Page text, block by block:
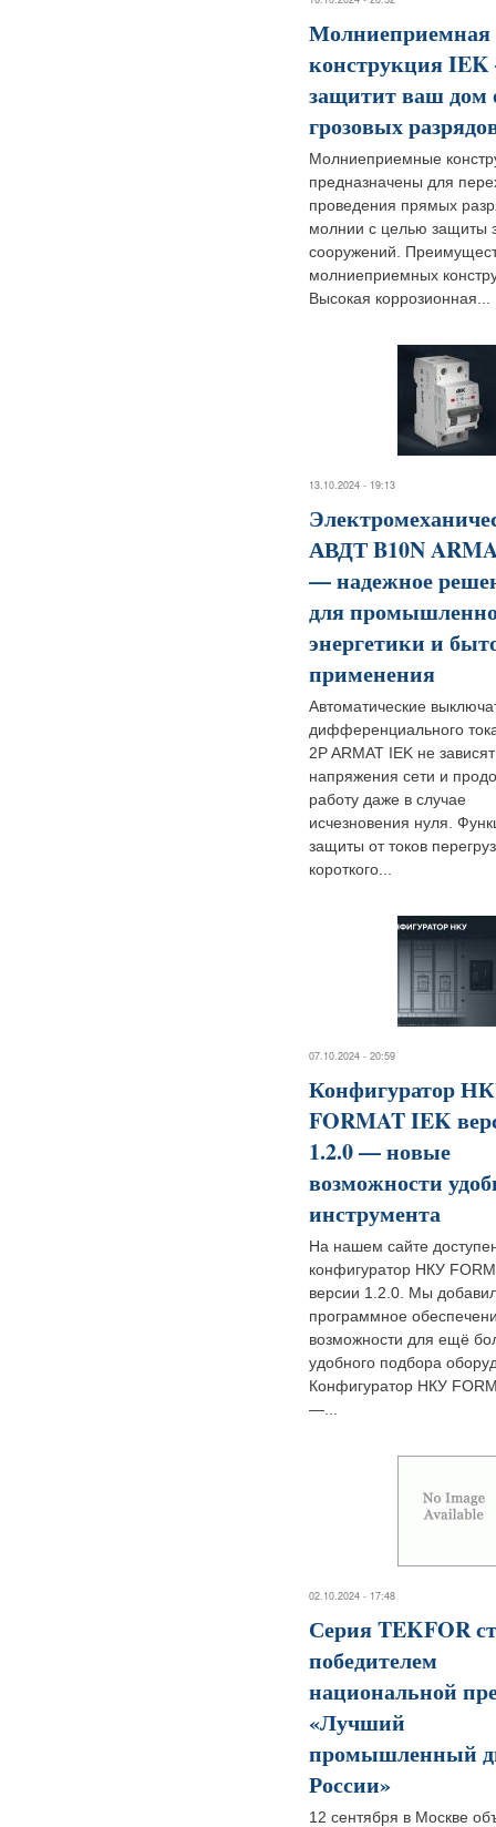
Молниеприемная
конструкция
защитит ваш дом
грозовых
Молниеприемные
предназначены для
проведения прямых
молнии с целью защиты
сооружений.
молниеприемных
Высокая коррозионная...
13.10.2024 - 19:13
АВДТ B10N
— надежное
для
энергетики и
применения
Автоматические
дифференциального
2P ARMAT IEK не
напряжения сети и
работу даже в случае
исчезновения нуля.
защиты от токов
короткого...
07.10.2024 - 20:59
Конфигуратор
FORMAT IEK
1.2.0 — новые
возможности
инструмента
На нашем сайте
конфигуратор НКУ
версии 1.2.0. Мы
программное
возможности для ещё
удобного подбора
Конфигуратор НКУ
—...
02.10.2024 - 17:48
Серия TEKFOR
победителем
национальной
«Лучший
промышленный
России»
12 сентября в Москве